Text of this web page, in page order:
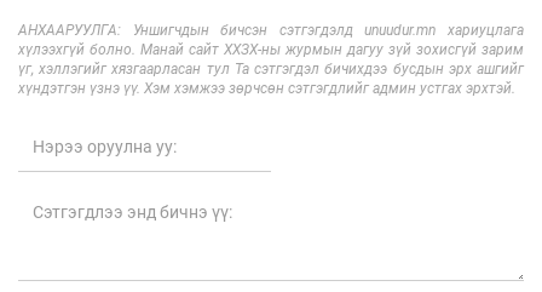
АНХААРУУЛГА: Уншигчдын бичсэн сэтгэгдэлд unuudur.mn хариуцлага
хүлээхгүй болно. Манай сайт ХХЗХ-ны журмын дагуу зүй зохисгүй зарим
үг, хэллэгийг хязгаарласан тул Та сэтгэгдэл бичихдээ бусдын эрх ашгийг
хүндэтгэн үзнэ үү. Хэм хэмжээ зөрчсөн сэтгэгдлийг админ устгах эрхтэй.